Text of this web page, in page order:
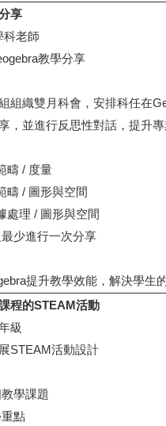
享
科老師
教學分享
組織雙月科會，安排科任在
，並進行反思性對話，提升
疇 / 度量
疇 / 圖形與空間
處理 / 圖形與空間
最少進行一次分享
提升教學效能，解決學生
程的STEAM活動
級
STEAM活動設計
學課題
重點